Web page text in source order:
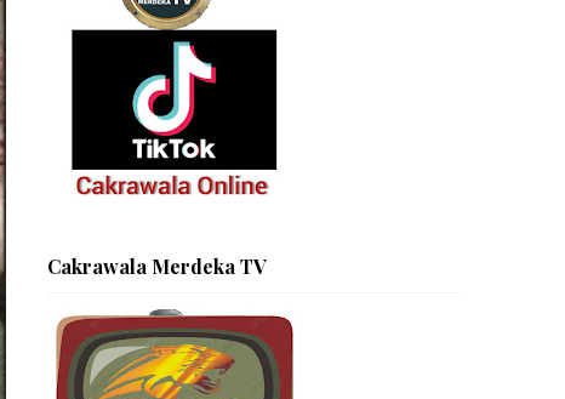
Cakrawala Merdeka TV